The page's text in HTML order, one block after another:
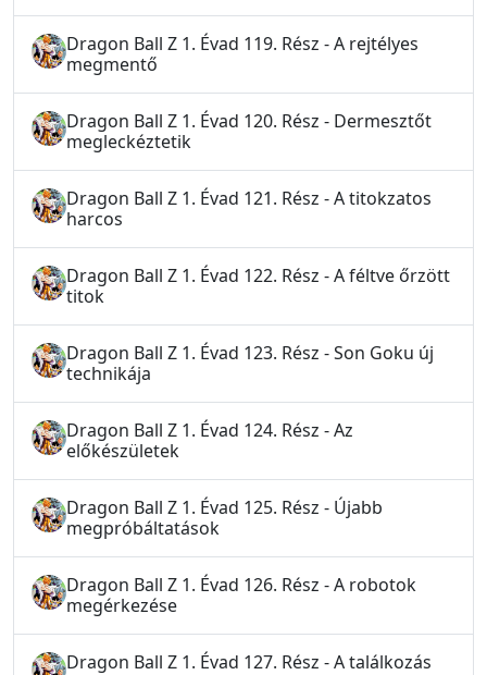
Dragon Ball Z 1. Évad 119. Rész - A rejtélyes
megmentő
Dragon Ball Z 1. Évad 120. Rész - Dermesztőt
megleckéztetik
Dragon Ball Z 1. Évad 121. Rész - A titokzatos
harcos
Dragon Ball Z 1. Évad 122. Rész - A féltve őrzött
titok
Dragon Ball Z 1. Évad 123. Rész - Son Goku új
technikája
Dragon Ball Z 1. Évad 124. Rész - Az
előkészületek
Dragon Ball Z 1. Évad 125. Rész - Újabb
megpróbáltatások
Dragon Ball Z 1. Évad 126. Rész - A robotok
megérkezése
Dragon Ball Z 1. Évad 127. Rész - A találkozás